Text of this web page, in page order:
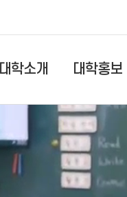
대학소개 대학홍보